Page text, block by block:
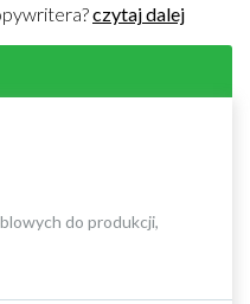
czytaj dalej
do produkcji,